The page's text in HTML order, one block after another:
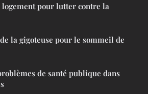
pour lutter contre la
la gigoteuse pour le sommeil de
de santé publique dans